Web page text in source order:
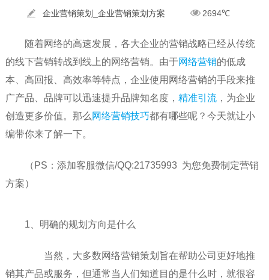
疫情当下公司企业品牌网络营销策划推广怎么做，国内知...
企业营销策划_企业营销策划方案 2694℃
随着网络的高速发展，各大企业的营销战略已经从传统
的线下营销转战到线上的网络营销。由于网络营销的低成
本、高回报、高效率等特点，企业使用网络营销的手段来推
广产品、品牌可以迅速提升品牌知名度， 精准引流，为企业
创造更多价值。那么 网络营销技巧都有哪些呢？今天就让小
编带你来了解一下。
（PS：添加客服微信/QQ:21735993 为您免费制定营销
方案）
1、明确的规划方向是什么
当然，大多数网络营销策划旨在帮助公司更好地推
销其产品或服务，但通常当人们知道目的是什么时，就很容